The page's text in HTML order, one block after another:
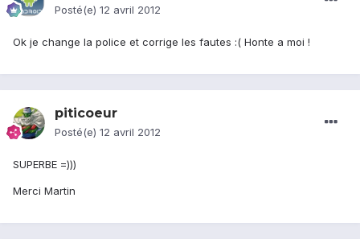
Posté(e) 12 avril 2012
Ok je change la police et corrige les fautes :( Honte a moi !
piticoeur
Posté(e) 12 avril 2012
SUPERBE =)))
Merci Martin